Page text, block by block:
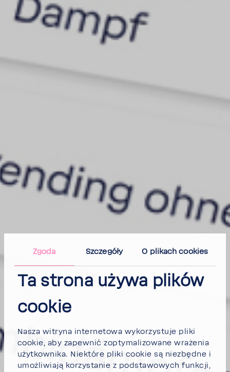
Zgoda Szczegóły O plikach cookies
Ta strona używa plików
cookie
Nasza witryna internetowa wykorzystuje pliki
cookie, aby zapewnić zoptymalizowane wrażenia
użytkownika. Niektóre pliki cookie są niezbędne i
umożliwiają korzystanie z podstawowych funkcji,